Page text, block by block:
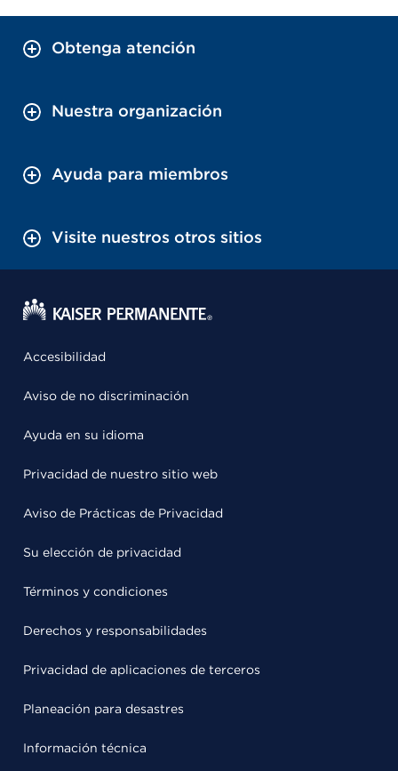
Obtenga atención
Nuestra organización
Ayuda para miembros
Visite nuestros otros sitios
Accesibilidad
Aviso de no discriminación
Ayuda en su idioma
Privacidad de nuestro sitio web
Aviso de Prácticas de Privacidad
Su elección de privacidad
Términos y condiciones
Derechos y responsabilidades
Privacidad de aplicaciones de terceros
Planeación para desastres
Información técnica